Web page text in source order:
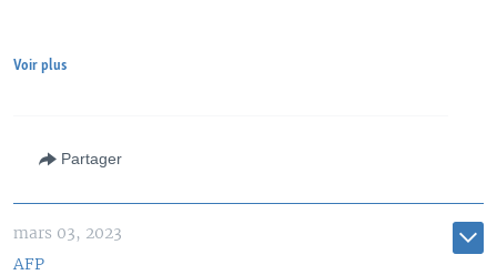
Voir plus
Partager
mars 03, 2023
AFP